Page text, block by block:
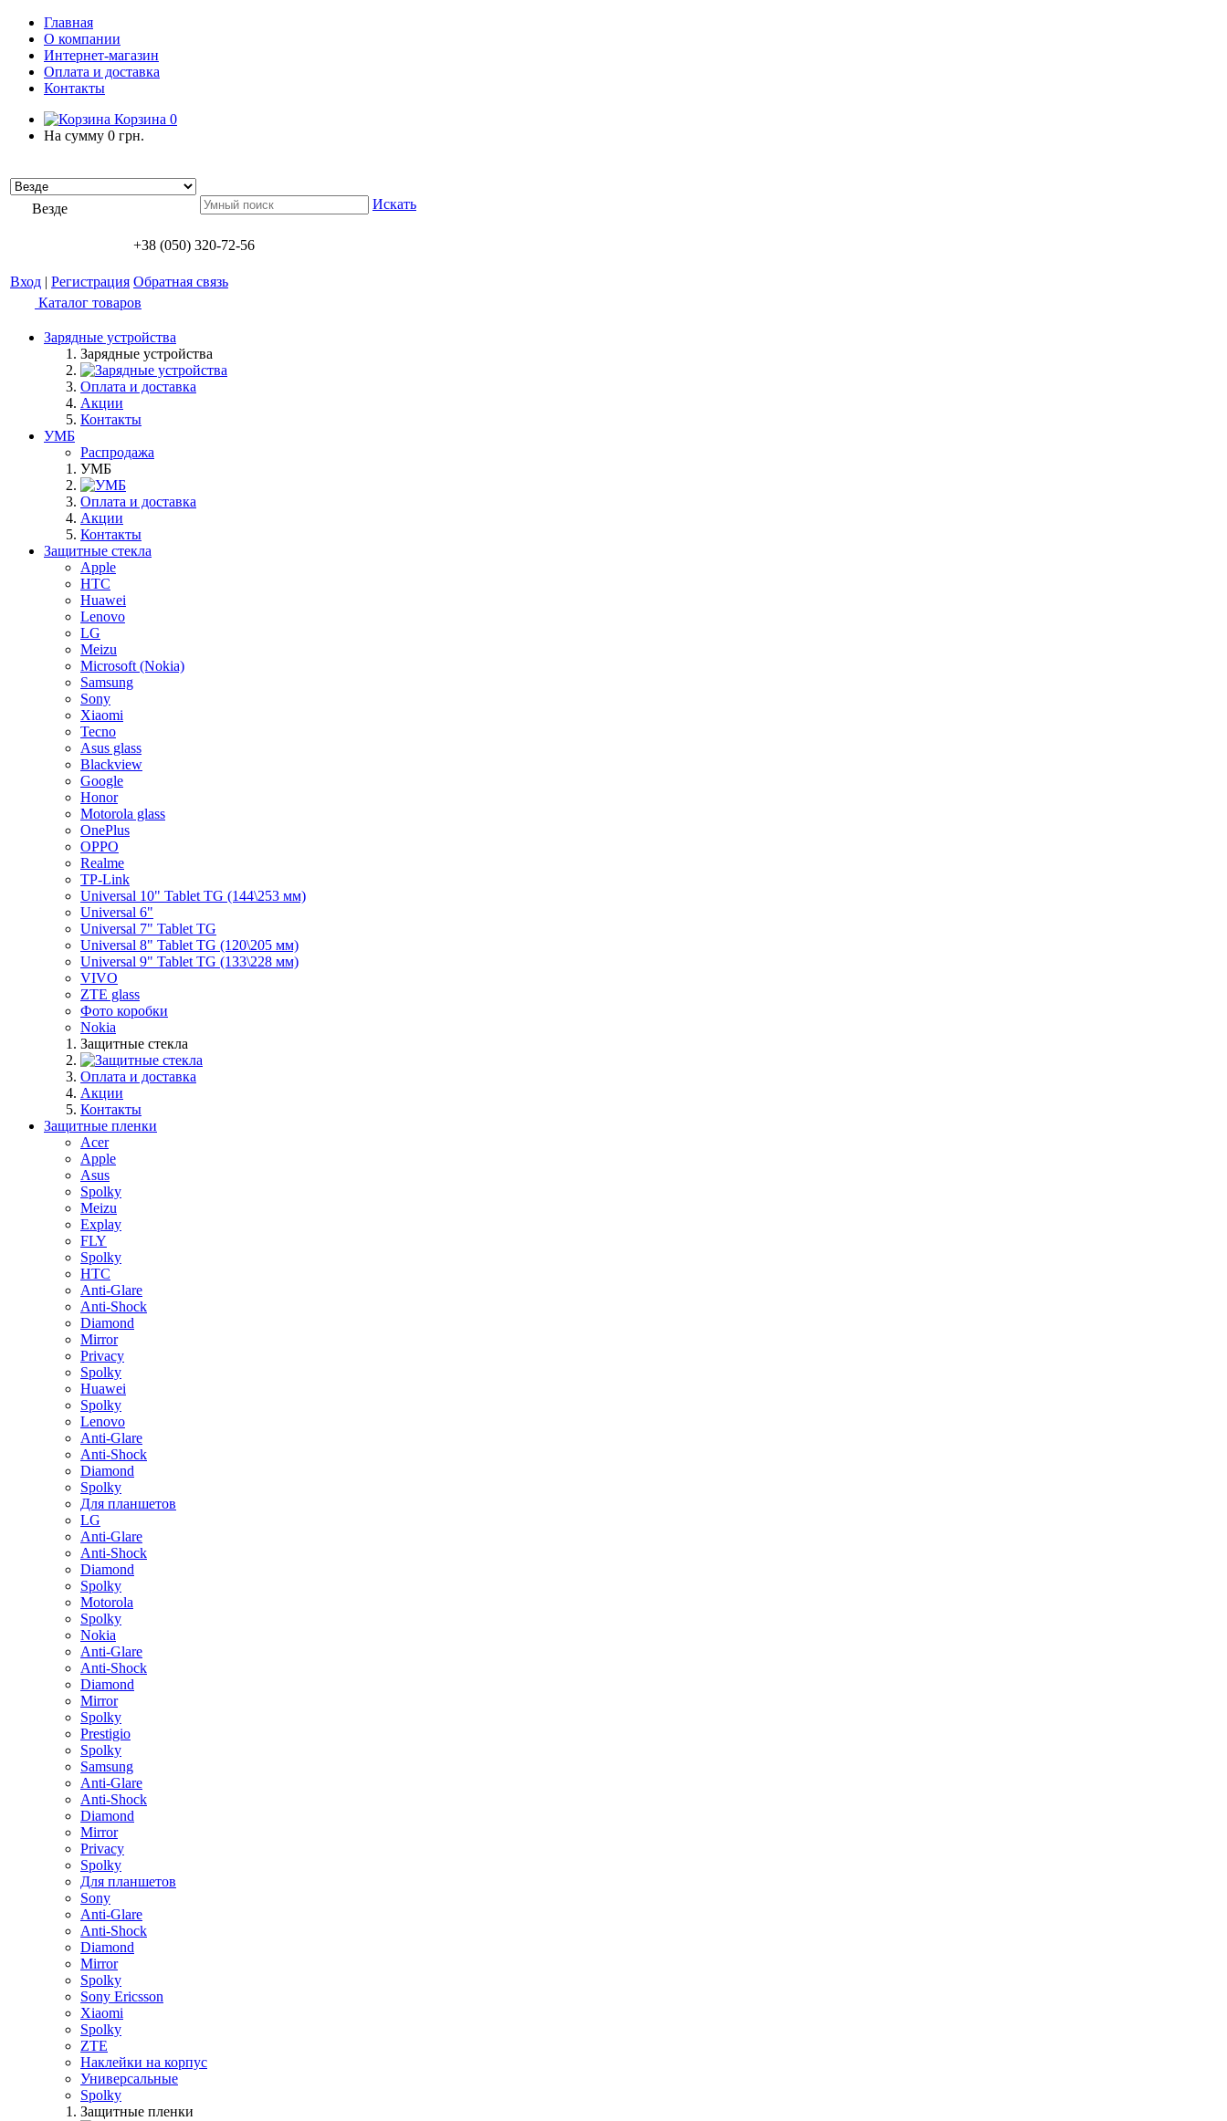
Главная
О компании
Интернет-магазин
Оплата и доставка
Контакты
Корзина 0
На сумму 0 грн.
Везде Искать
+38 (050) 320-72-56
Вход | Регистрация Обратная связь
Каталог товаров
Зарядные устройства
Зарядные устройства
Оплата и доставка
Акции
Контакты
УМБ
Распродажа
УМБ
Оплата и доставка
Акции
Контакты
Защитные стекла
Apple
HTC
Huawei
Lenovo
LG
Meizu
Microsoft (Nokia)
Samsung
Sony
Xiaomi
Tecno
Asus glass
Blackview
Google
Honor
Motorola glass
OnePlus
OPPO
Realme
TP-Link
Universal 10" Tablet TG (144\253 мм)
Universal 6"
Universal 7" Tablet TG
Universal 8" Tablet TG (120\205 мм)
Universal 9" Tablet TG (133\228 мм)
VIVO
ZTE glass
Фото коробки
Nokia
Защитные стекла
Оплата и доставка
Акции
Контакты
Защитные пленки
Acer
Apple
Asus
Spolky
Meizu
Explay
FLY
Spolky
HTC
Anti-Glare
Anti-Shock
Diamond
Mirror
Privacy
Spolky
Huawei
Spolky
Lenovo
Anti-Glare
Anti-Shock
Diamond
Spolky
Для планшетов
LG
Anti-Glare
Anti-Shock
Diamond
Spolky
Motorola
Spolky
Nokia
Anti-Glare
Anti-Shock
Diamond
Mirror
Spolky
Prestigio
Spolky
Samsung
Anti-Glare
Anti-Shock
Diamond
Mirror
Privacy
Spolky
Для планшетов
Sony
Anti-Glare
Anti-Shock
Diamond
Mirror
Spolky
Sony Ericsson
Xiaomi
Spolky
ZTE
Наклейки на корпус
Универсальные
Spolky
Защитные пленки